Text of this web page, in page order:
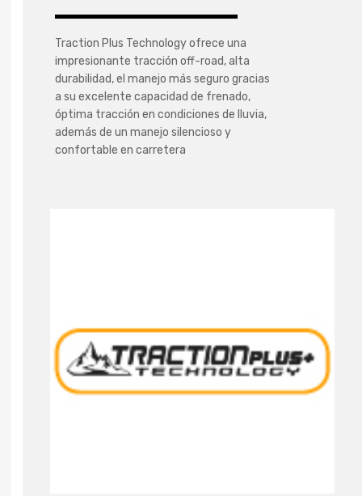
Traction Plus Technology ofrece una
impresionante tracción off-road, alta
durabilidad, el manejo más seguro gracias
a su excelente capacidad de frenado,
óptima tracción en condiciones de lluvia,
además de un manejo silencioso y
confortable en carretera